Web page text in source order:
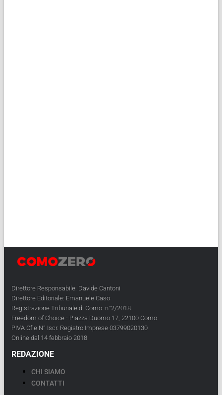
Direttore Responsabile: Davide Cantoni
Direttore Editoriale: Emanuele Caso
Registrazione Tribunale di Como: n°2/2018
Freedom of Choice - Piazza Duomo 17, 22100 Como
PIVA Cf e N° Iscr. Registro Imprese 03799020130
Online dal 14 febbraio 2018
REDAZIONE
CHI SIAMO
CONTATTI